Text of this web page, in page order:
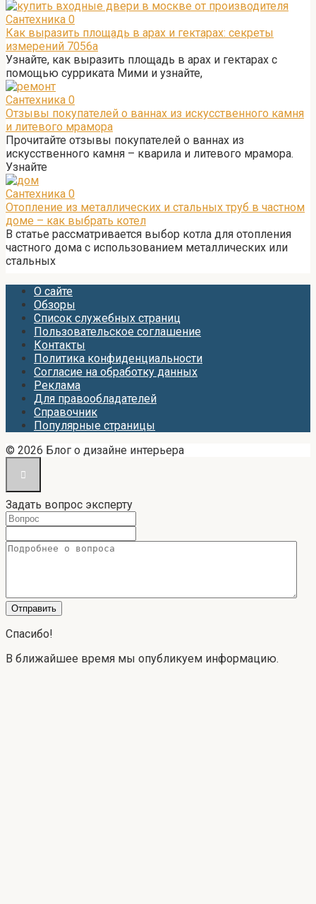
Сантехника 0
Как выразить площадь в арах и гектарах: секреты
измерений 7056а
Узнайте, как выразить площадь в арах и гектарах с
помощью сурриката Мими и узнайте,
Сантехника 0
Отзывы покупателей о ваннах из искусственного камня
и литевого мрамора
Прочитайте отзывы покупателей о ваннах из
искусственного камня – кварила и литевого мрамора.
Узнайте
Сантехника 0
Отопление из металлических и стальных труб в частном
доме – как выбрать котел
В статье рассматривается выбор котла для отопления
частного дома с использованием металлических или
стальных
О сайте
Обзоры
Список служебных страниц
Пользовательское соглашение
Контакты
Политика конфиденциальности
Согласие на обработку данных
Реклама
Для правообладателей
Справочник
Популярные страницы
© 2026 Блог о дизайне интерьера
Задать вопрос эксперту
Спасибо!
В ближайшее время мы опубликуем информацию.